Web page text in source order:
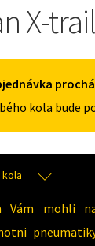
X-
kola bude
Vám mohli